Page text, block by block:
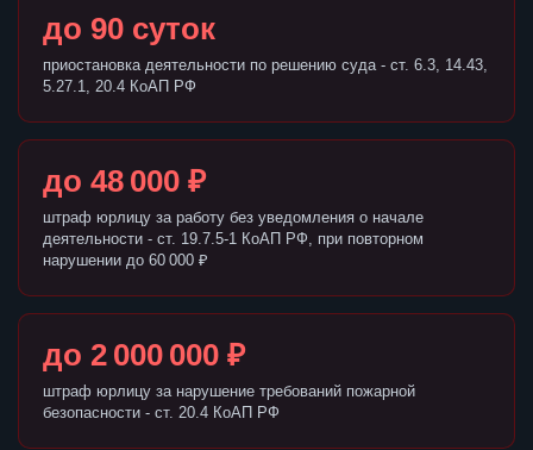
до 90 суток
приостановка деятельности по решению суда - ст. 6.3, 14.43,
5.27.1, 20.4 КоАП РФ
до 48 000 ₽
штраф юрлицу за работу без уведомления о начале
деятельности - ст. 19.7.5-1 КоАП РФ, при повторном
нарушении до 60 000 ₽
до 2 000 000 ₽
штраф юрлицу за нарушение требований пожарной
безопасности - ст. 20.4 КоАП РФ